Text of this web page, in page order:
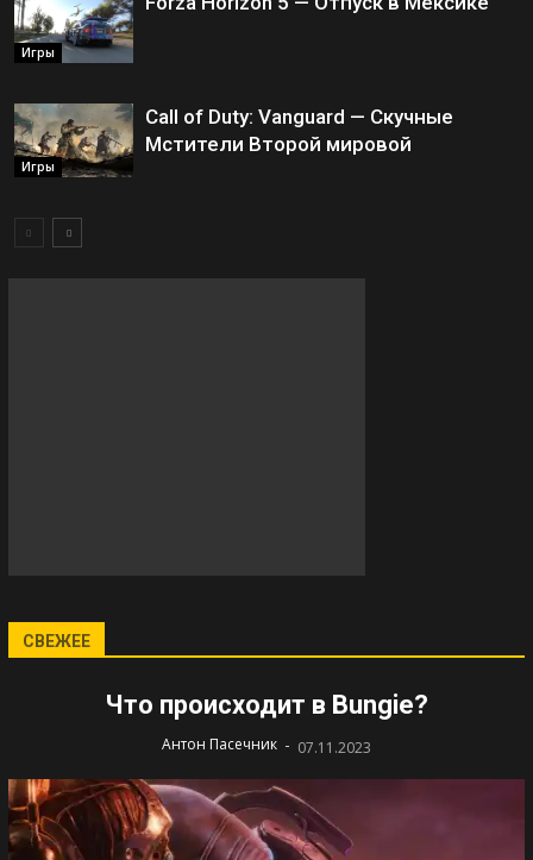
Игры
Игры
Call of Duty: Vanguard — Скучные
Мстители Второй мировой
СВЕЖЕЕ
Что происходит в Bungie?
Антон Пасечник - 07.11.2023